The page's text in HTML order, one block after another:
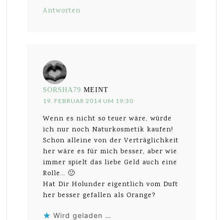
Antworten
SORSHA79 MEINT
19. FEBRUAR 2014 UM 19:30
Wenn es nicht so teuer wäre, würde
ich nur noch Naturkosmetik kaufen!
Schon alleine von der Verträglichkeit
her wäre es für mich besser, aber wie
immer spielt das liebe Geld auch eine
Rolle… 🙁
Hat Dir Holunder eigentlich vom Duft
her besser gefallen als Orange?
Wird geladen …